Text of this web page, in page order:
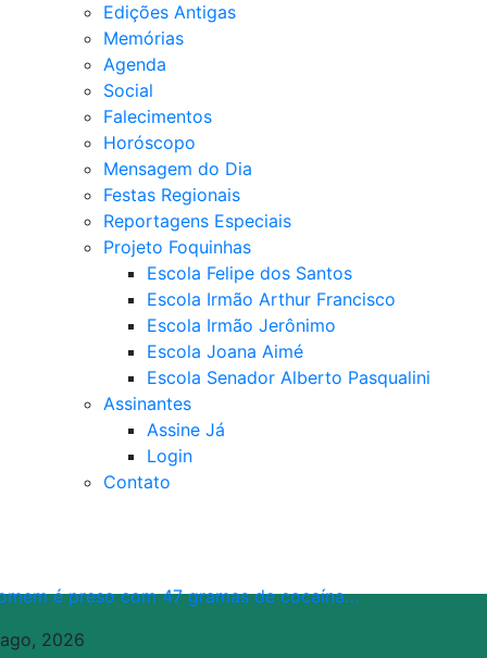
Edições Antigas
Memórias
Agenda
Social
Falecimentos
Horóscopo
Mensagem do Dia
Festas Regionais
Reportagens Especiais
Projeto Foquinhas
Escola Felipe dos Santos
Escola Irmão Arthur Francisco
Escola Irmão Jerônimo
Escola Joana Aimé
Escola Senador Alberto Pasqualini
Assinantes
Assine Já
Login
Contato
é preso com 47 gramas de cocaína…
2026